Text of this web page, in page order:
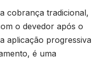
cobrança tradicional,
o devedor após o
aplicação progressiva
é uma